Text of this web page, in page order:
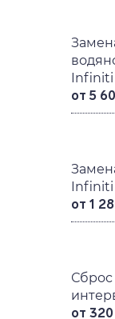
Infiniti
от 5
Infiniti
от 1
от 320